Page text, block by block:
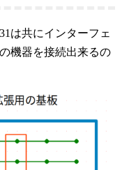
は共にインターフェ
機器を接続出来るの